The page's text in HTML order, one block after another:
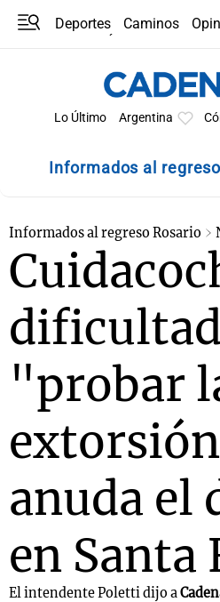
Deportes Caminos
Lo Último Argentina
Informados al
Informados al regreso Rosario
"probar
anuda el
en Santa
El intendente Poletti dijo a